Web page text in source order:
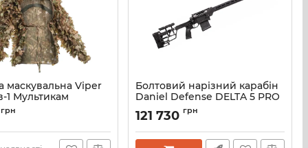
маскувальна Viper
1 Мультикам
грн
Болтовий нарізний карабін
Daniel Defense DELTA 5 PRO
.308Win ствол 20''
Артикул: 42-159-11229
121 730 грн